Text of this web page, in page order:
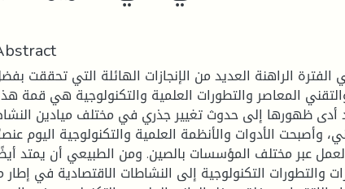
الراهنة العديد من الإنجازات الهائلة التي تحققت
المعاصر والتطورات العلمية والتكنولوجية هي قمة
أدى ظهورها إلى حدوث تغيير جذري في مختلف ميادين
وأصبحت الأدوات والأنظمة العلمية والتكنولوجية اليوم
عبر مختلف المؤسسات بالصين. ومن الطبيعي أن يمتد
والتطورات التكنولوجية إلى النشاطات الاقتصادية في إطار